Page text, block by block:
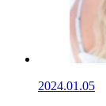
2024.01.05